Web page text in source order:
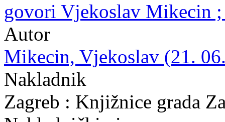
govori Vjekoslav Mikecin
Autor
Mikecin, Vjekoslav (21.
Nakladnik
Zagreb : Knjižnice grada